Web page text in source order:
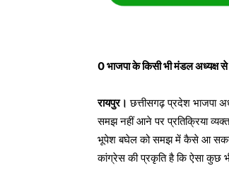
0 भाजपा के किसी भी मंडल अध्यक्ष
रायपुर। छत्तीसगढ़ प्रदेश भाजपा
समझ नहीं आने पर प्रतिक्रिया
भूपेश बघेल को समझ में कैसे आ सकती
कांग्रेस की प्रकृति है कि ऐसा कुछ